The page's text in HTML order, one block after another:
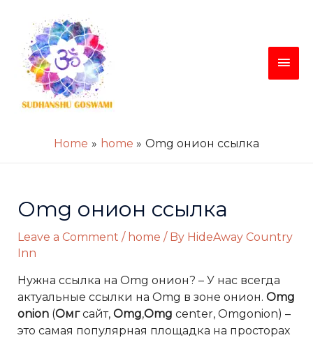
content
Home home Omg онион ссылка
Omg онион ссылка
Leave a Comment / home / By HideAway Country
Inn
Нужна ссылка на Omg онион? – У нас всегда
актуальные ссылки на Omg в зоне онион. Omg
onion(Омгсайт, Omg,Omg center, Omgonion) –
это самая популярная площадка на просторах